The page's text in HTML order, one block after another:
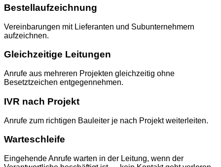
Bestellaufzeichnung
Vereinbarungen mit Lieferanten und Subunternehmern
aufzeichnen.
Gleichzeitige Leitungen
Anrufe aus mehreren Projekten gleichzeitig ohne
Besetztzeichen entgegennehmen.
IVR nach Projekt
Anrufe zum richtigen Bauleiter je nach Projekt weiterleiten.
Warteschleife
Eingehende Anrufe warten in der Leitung, wenn der